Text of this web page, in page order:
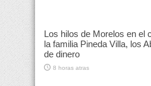
Los hilos de Morelos en el
la familia Pineda Villa, los
de dinero
8 horas atras